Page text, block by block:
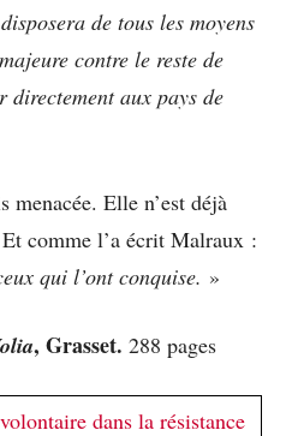
de tous les moyens
contre le reste de
directement aux pays de
menacée. Elle n’est déjà
comme l’a écrit Malraux :
qui l’ont conquise. »
, Grasset. 288 pages
dans la résistance